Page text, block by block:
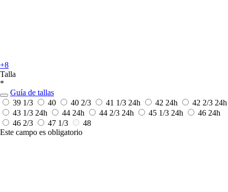
+8
Talla
*
Guía de tallas
39 1/3
40 40 2/3 41 1/3 24h 42 24h 42 2/3 24h
43 1/3 24h 44 24h 44 2/3 24h 45 1/3 24h 46 24h
46 2/3
47 1/3
48
Este campo es obligatorio